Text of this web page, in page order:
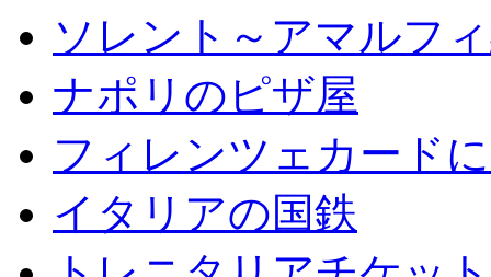
ソレント～アマルフ
ナポリのピザ屋
フィレンツェカード
イタリアの国鉄